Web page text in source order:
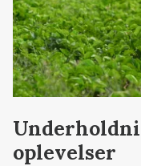
oplevelser